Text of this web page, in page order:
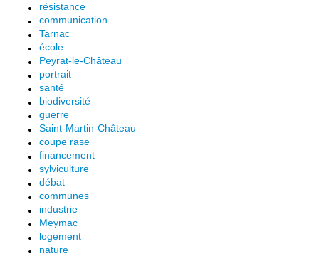
résistance
communication
Tarnac
école
Peyrat-le-Château
portrait
santé
biodiversité
guerre
Saint-Martin-Château
coupe rase
financement
sylviculture
débat
communes
industrie
Meymac
logement
nature